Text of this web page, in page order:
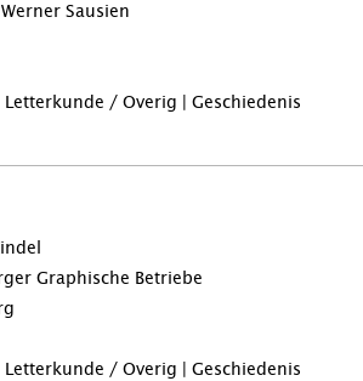
Sausien
Letterkunde / Overig | Geschiedenis
Graphische Betriebe
Letterkunde / Overig | Geschiedenis